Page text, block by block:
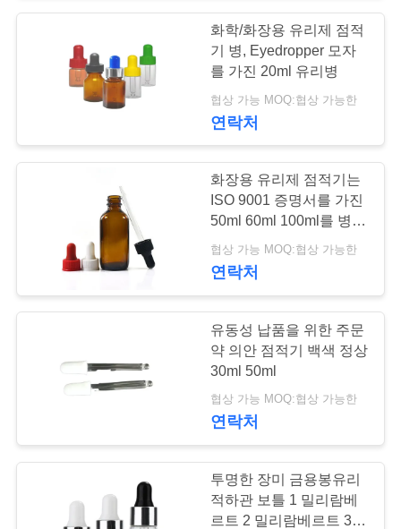
화학/화장용 유리제 점적
기 병, Eyedropper 모자
를 가진 20ml 유리병
협상 가능 MOQ:협상 가능한
연락처
화장용 유리제 점적기는
ISO 9001 증명서를 가진
50ml 60ml 100ml를 병에
넣습니다
협상 가능 MOQ:협상 가능한
연락처
유동성 납품을 위한 주문
약 의안 점적기 백색 정상
30ml 50ml
협상 가능 MOQ:협상 가능한
연락처
투명한 장미 금용봉유리
적하관 보틀 1 밀리람베
르트 2 밀리람베르트 3